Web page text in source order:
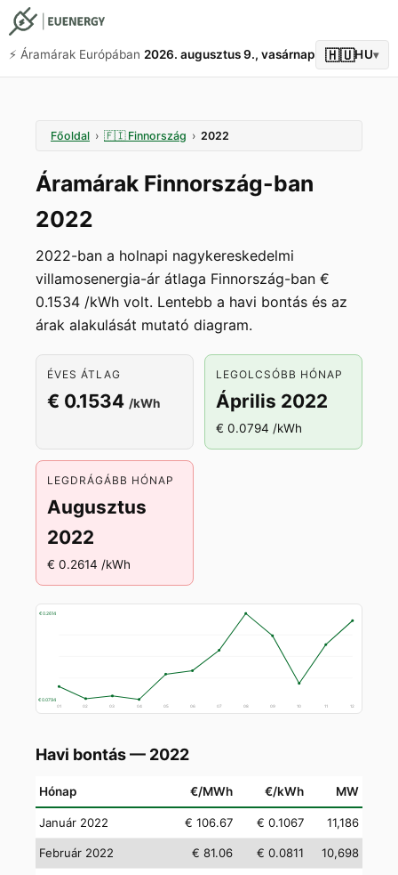
⚡️ Áramárak Európában 2026. augusztus 9., vasárnap 🇭🇺HU▾
Főoldal › 🇫🇮 Finnország › 2022
Áramárak Finnország-ban
2022
2022-ban a holnapi nagykereskedelmi
villamosenergia-ár átlaga Finnország-ban €
0.1534 /kWh volt. Lentebb a havi bontás és az
árak alakulását mutató diagram.
ÉVES ÁTLAG
€ 0.1534 /kWh
LEGOLCSÓBB HÓNAP
Április 2022
€ 0.0794 /kWh
LEGDRÁGÁBB HÓNAP
Augusztus
2022
€ 0.2614 /kWh
€ 0.2614
€ 0.0794
01 02 03 04 05 06 07 08 09 10 11 12
Havi bontás — 2022
Hónap €/MWh €/kWh MW
Január 2022 € 106.67 € 0.1067 11,186
Február 2022 € 81.06 € 0.0811 10,698